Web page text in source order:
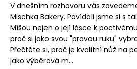
V dnešním rozhovoru vás
Mischka Bakery. Povídali jsme si s
Míšou nejen o její lásce k
proč si jako svou "pravou ruku"
Přečtěte si, proč je kvalitní nůž na
jako výběrová m...